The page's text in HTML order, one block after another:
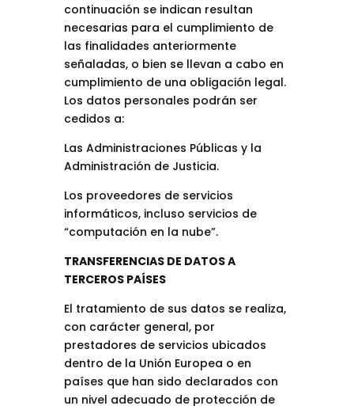
continuación se indican resultan
necesarias para el cumplimiento de
las finalidades anteriormente
señaladas, o bien se llevan a cabo en
cumplimiento de una obligación legal.
Los datos personales podrán ser
cedidos a:
Las Administraciones Públicas y la
Administración de Justicia.
Los proveedores de servicios
informáticos, incluso servicios de
“computación en la nube”.
TRANSFERENCIAS DE DATOS A
TERCEROS PAÍSES
El tratamiento de sus datos se realiza,
con carácter general, por
prestadores de servicios ubicados
dentro de la Unión Europea o en
países que han sido declarados con
un nivel adecuado de protección de